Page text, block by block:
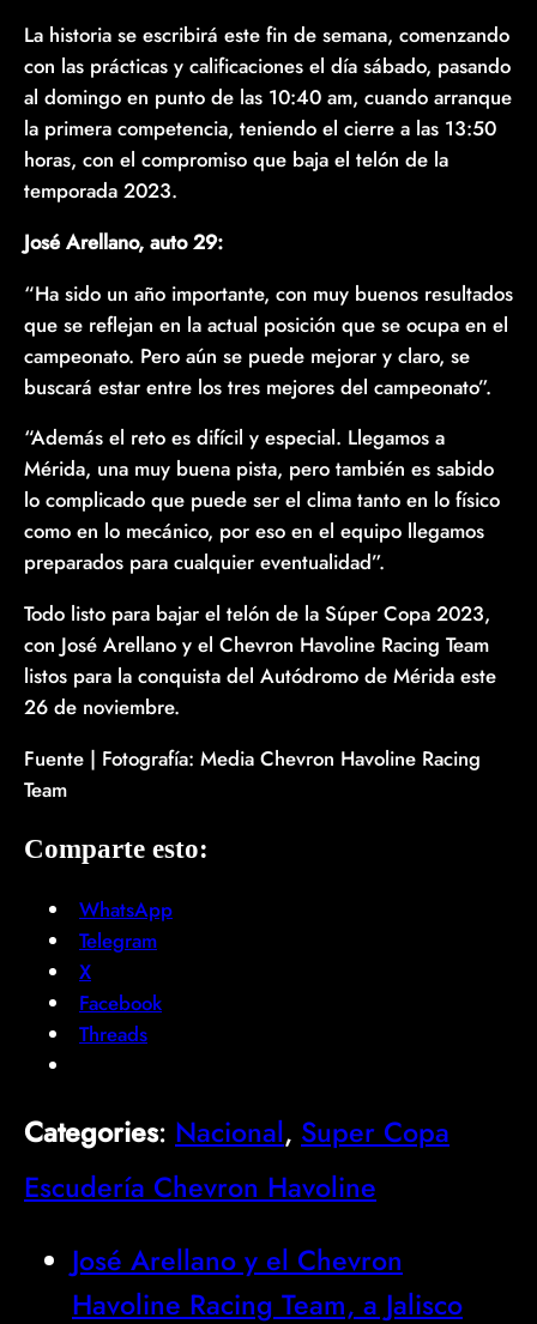
La historia se escribirá este fin de semana, comenzando
con las prácticas y calificaciones el día sábado, pasando
al domingo en punto de las 10:40 am, cuando arranque
la primera competencia, teniendo el cierre a las 13:50
horas, con el compromiso que baja el telón de la
temporada 2023.
José Arellano, auto 29:
“Ha sido un año importante, con muy buenos resultados
que se reflejan en la actual posición que se ocupa en el
campeonato. Pero aún se puede mejorar y claro, se
buscará estar entre los tres mejores del campeonato”.
“Además el reto es difícil y especial. Llegamos a
Mérida, una muy buena pista, pero también es sabido
lo complicado que puede ser el clima tanto en lo físico
como en lo mecánico, por eso en el equipo llegamos
preparados para cualquier eventualidad”.
Todo listo para bajar el telón de la Súper Copa 2023,
con José Arellano y el Chevron Havoline Racing Team
listos para la conquista del Autódromo de Mérida este
26 de noviembre.
Fuente | Fotografía: Media Chevron Havoline Racing
Team
Comparte esto:
WhatsApp
Telegram
X
Facebook
Threads
Categories: Nacional, Super Copa
Escudería Chevron Havoline
José Arellano y el Chevron
Havoline Racing Team, a Jalisco